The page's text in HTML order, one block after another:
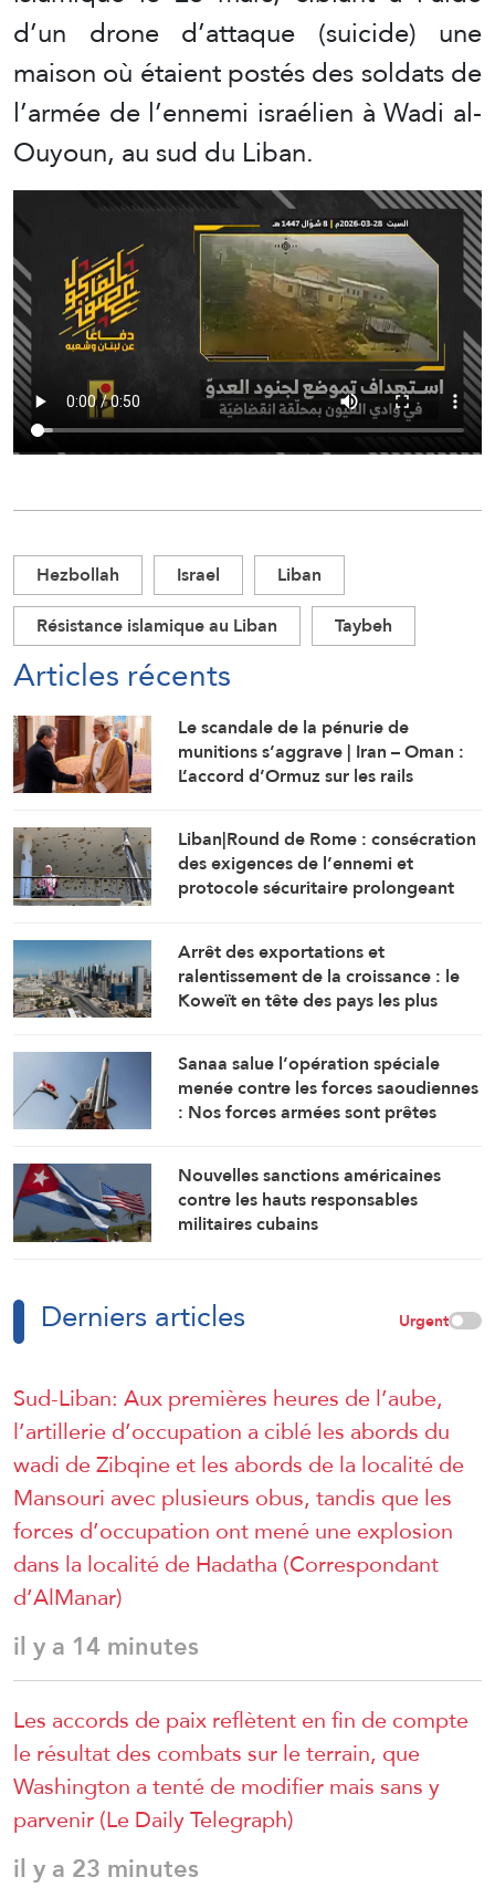
d’un drone d’attaque (suicide) une
maison où étaient postés des soldats de
l’armée de l’ennemi israélien à Wadi al-
Ouyoun, au sud du Liban.
Hezbollah Israel
Liban
Résistance islamique au Liban
Taybeh
Articles récents
Le scandale de la pénurie de
munitions s’aggrave | Iran – Oman :
L’accord d’Ormuz sur les rails
Liban|Round de Rome : consécration
des exigences de l’ennemi et
protocole sécuritaire prolongeant
Arrêt des exportations et
ralentissement de la croissance : le
Koweït en tête des pays les plus
Sanaa salue l’opération spéciale
menée contre les forces saoudiennes
: Nos forces armées sont prêtes
Nouvelles sanctions américaines
contre les hauts responsables
militaires cubains
Derniers articles Urgent
Sud-Liban: Aux premières heures de l’aube,
l’artillerie d’occupation a ciblé les abords du
wadi de Zibqine et les abords de la localité de
Mansouri avec plusieurs obus, tandis que les
forces d’occupation ont mené une explosion
dans la localité de Hadatha (Correspondant
d’AlManar)
il y a 14 minutes
Les accords de paix reflètent en fin de compte
le résultat des combats sur le terrain, que
Washington a tenté de modifier mais sans y
parvenir (Le Daily Telegraph)
il y a 23 minutes